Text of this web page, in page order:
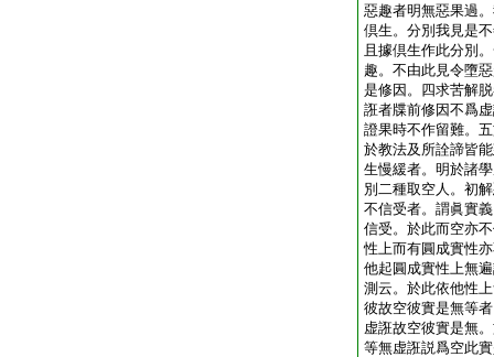
惡趣者明無惡果過
倶生。分別我見是
且據倶生作此分別
趣。不由此見令墮
是修因。四求苦解
誑者牒前修因不爲
證果時不作留難。
於教法及所詮諦皆
生慢緩者。明於諸
別二種取空人。初
不信受者。謂眞實
信受。於此而空亦
性上而有圓成實性
他起圓成實性上無
測云。於此依他性
彼故空彼實是無等
虚誑故空彼實是無
等無虚誑説爲空此